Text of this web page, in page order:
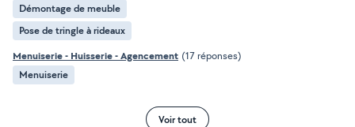
Démontage de meuble
Pose de tringle à rideaux
Menuiserie - Huisserie - Agencement (17 réponses)
Menuiserie
Voir tout